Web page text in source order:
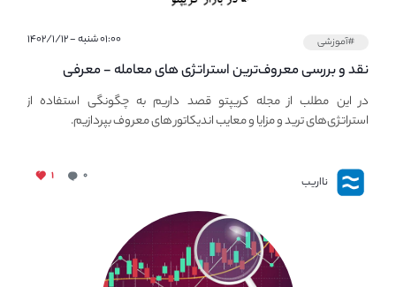
#آموزشی ۰۱:۰۰ شنبه - ۱۴۰۲/۱/۱۲
نقد و بررسی معروف‌ترین استراتژی های معامله - معرفی
استراتژی های مهم ترید در بازار کریپتو
در این مطلب از مجله کریپتو قصد داریم به چگونگی استفاده از
استراتژی‌های ترید و مزایا و معایب اندیکاتور های معروف بپردازیم.
نااریب ۰ ۱